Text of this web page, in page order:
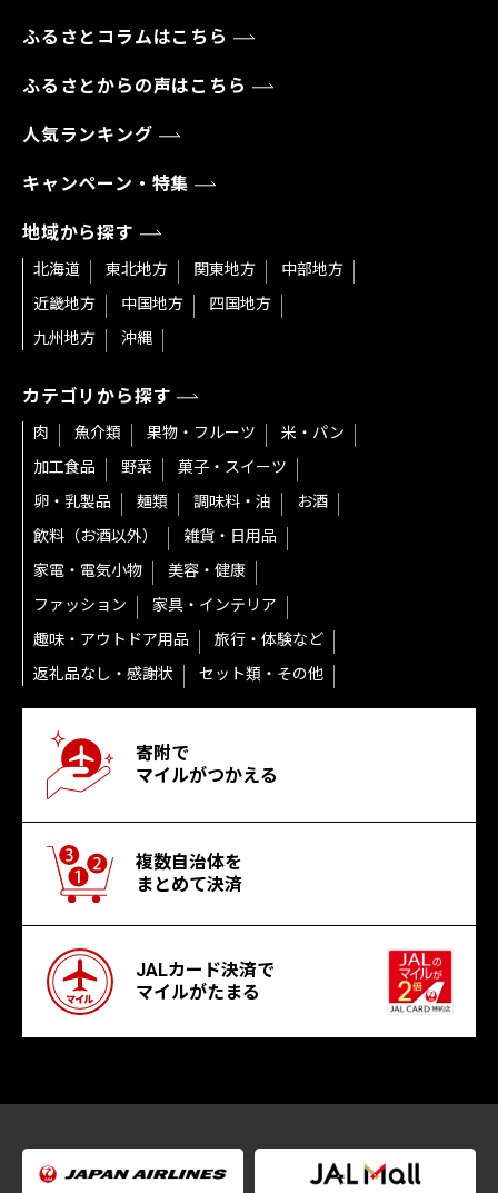
ふるさとコラムはこちら
ふるさとからの声はこちら
人気ランキング
キャンペーン・特集
地域から探す
北海道 東北地方 関東地方
中部地方
近畿地方
中国地方
四国地方
九州地方
沖縄
カテゴリから探す
肉 魚介類 果物・フルーツ
米・パン
加工食品
野菜
菓子・スイーツ
卵・乳製品
麺類 調味料・油
お酒
飲料（お酒以外）
雑貨・日用品
家電・電気小物
美容・健康
ファッション
家具・インテリア
趣味・アウトドア用品
旅行・体験など
返礼品なし・感謝状
セット類・その他
寄附で
マイルがつかえる
複数自治体を
まとめて決済
JALカード決済で
マイルがたまる